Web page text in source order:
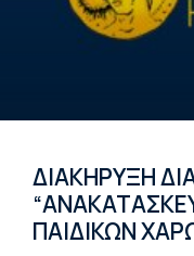
ΔΙΑΚΗΡΥΞΗ
ΠΑΙΔΙΚΩΝ